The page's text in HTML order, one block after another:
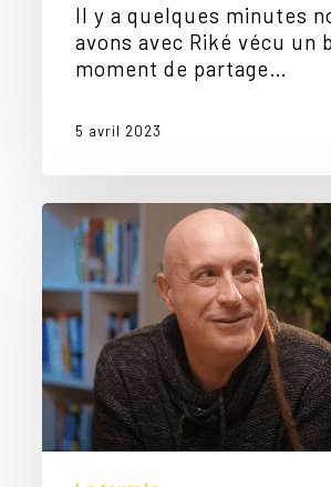
Il y a quelques minutes
avons avec Riké vécu un
moment de partage…
5 avril 2023
Ici
c’est
Paris
!